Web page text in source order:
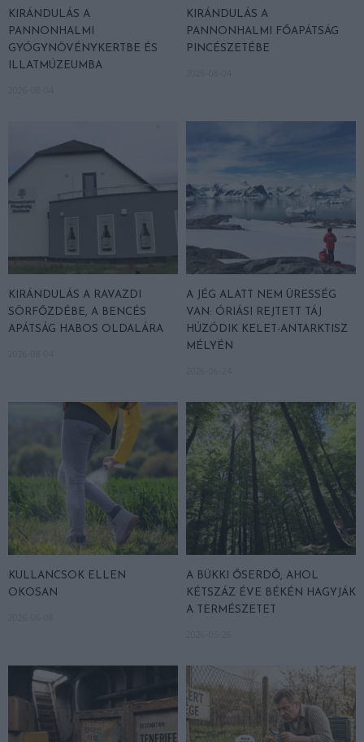
KIRÁNDULÁS A
PANNONHALMI
GYÓGYNÖVÉNYKERTBE ÉS
ILLATMÚZEUMBA
KIRÁNDULÁS A
PANNONHALMI FŐAPÁTSÁG
PINCÉSZETÉBE
KIRÁNDULÁS A RAVAZDI
SÖRFŐZDÉBE, A BENCÉS
APÁTSÁG HABOS OLDALÁRA
A JÉG ALATT NEM ÜRESSÉG
VAN: ÓRIÁSI REJTETT TÁJ
HÚZÓDIK KELET-ANTARKTISZ
MÉLYÉN
KULLANCSOK ELLEN
OKOSAN
A BÜKKI ŐSERDŐ, AHOL
KÉTSZÁZ ÉVE BÉKÉN HAGYJÁK
A TERMÉSZETET